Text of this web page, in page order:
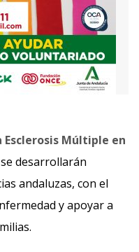
Esclerosis Múltiple en
desarrollarán
andaluzas, con el
y apoyar a